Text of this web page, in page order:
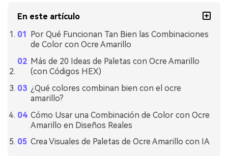
En este artículo
Por Qué Funcionan Tan Bien las Combinaciones
de Color con Ocre Amarillo
Más de 20 Ideas de Paletas con Ocre Amarillo
(con Códigos HEX)
¿Qué colores combinan bien con el ocre
amarillo?
Cómo Usar una Combinación de Color con Ocre
Amarillo en Diseños Reales
Crea Visuales de Paletas de Ocre Amarillo con IA